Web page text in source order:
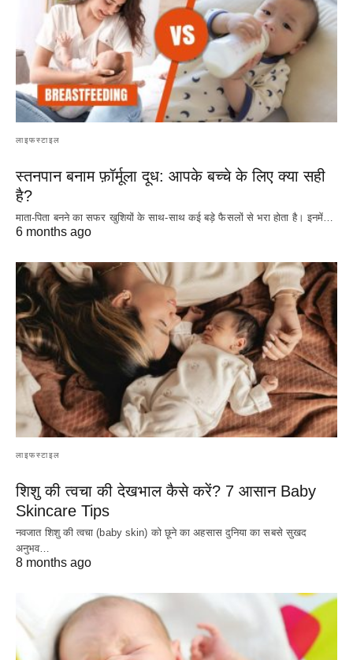
लाइफस्टाइल
स्तनपान बनाम फ़ॉर्मूला दूध: आपके बच्चे के लिए क्या सही
है?
माता-पिता बनने का सफर खुशियों के साथ-साथ कई बड़े फैसलों से भरा होता है। इनमें…
6 months ago
लाइफस्टाइल
शिशु की त्वचा की देखभाल कैसे करें? 7 आसान Baby
Skincare Tips
नवजात शिशु की त्वचा (baby skin) को छूने का अहसास दुनिया का सबसे सुखद
अनुभव…
8 months ago